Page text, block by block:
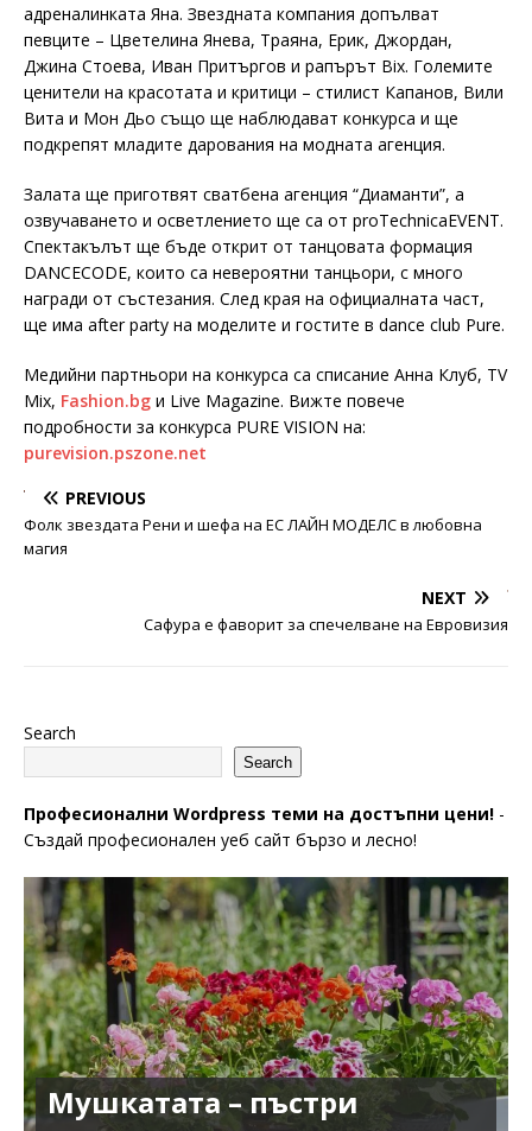
адреналинката Яна. Звездната компания допълват
певците – Цветелина Янева, Траяна, Ерик, Джордан,
Джина Стоева, Иван Притъргов и рапърът Bix. Големите
ценители на красотата и критици – стилист Капанов, Вили
Вита и Мон Дьо също ще наблюдават конкурса и ще
подкрепят младите дарования на модната агенция.
Залата ще приготвят сватбена агенция “Диаманти”, а
озвучаването и осветлението ще са от proTechnicaEVENT.
Спектакълът ще бъде открит от танцовата формация
DANCECODE, които са невероятни танцьори, с много
награди от състезания. След края на официалната част,
ще има after party на моделите и гостите в dance club Pure.
Медийни партньори на конкурса са списание Анна Клуб, TV
Mix, Fashion.bg и Live Magazine. Вижте повече
подробности за конкурса PURE VISION на:
purevision.pszone.net
PREVIOUS
Фолк звездата Рени и шефа на ЕС ЛАЙН МОДЕЛС в любовна
магия
NEXT
Сафура е фаворит за спечелване на Евровизия
Search
Search
Професионални Wordpress теми на достъпни цени! -
Създай професионален уеб сайт бързо и лесно!
Мушкатата – пъстри